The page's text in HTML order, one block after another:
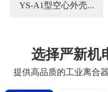
YS-A1型空心外壳...
选择严新机
提供高品质的工业离合